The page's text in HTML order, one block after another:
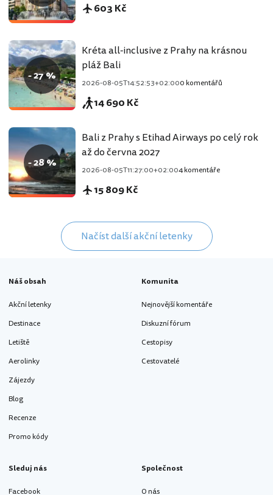
603 Kč
- 27 %
Kréta all-inclusive z Prahy na krásnou
pláž Bali
2026-08-05T14:52:53+02:000 komentářů
14 690 Kč
- 28 %
Bali z Prahy s Etihad Airways po celý rok
až do června 2027
2026-08-05T11:27:00+02:004 komentáře
15 809 Kč
Načíst další akční letenky
Náš obsah
Akční letenky
Destinace
Letiště
Aerolinky
Zájezdy
Blog
Recenze
Promo kódy
Komunita
Nejnovější komentáře
Diskuzní fórum
Cestopisy
Cestovatelé
Sleduj nás
Facebook
Společnost
O nás